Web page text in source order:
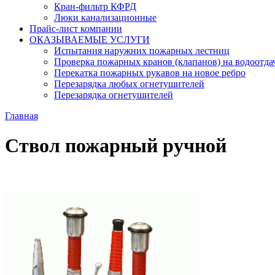
Кран-фильтр КФРД
Люки канализационные
Прайс-лист компании
ОКАЗЫВАЕМЫЕ УСЛУГИ
Испытания наружних пожарных лестниц
Проверка пожарных кранов (клапанов) на
Перекатка пожарных рукавов на новое ребро
Перезарядка любых огнетушителей
Перезарядка огнетушителей
Главная
Ствол пожарный ручной